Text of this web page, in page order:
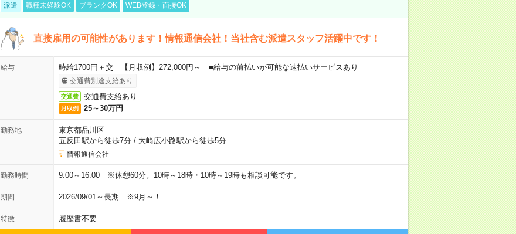
派遣 職種未経験OK ブランクOK WEB登録・面接OK
直接雇用の可能性があります！情報通信会社！当社含む派遣スタッフ活躍中です！
給与 時給1700円＋交 【月収例】272,000円～ ■給与の前払いが可能な速払いサービスあり
交通費別途支給あり
交通費 交通費支給あり
月収例 25～30万円
勤務地
東京都品川区
五反田駅から徒歩7分/ 大崎広小路駅から徒歩5分
情報通信会社
勤務時間 9:00～16:00 ※休憩60分。10時～18時・10時～19時も相談可能です。
期間 2026/09/01～長期 ※9月～！
特徴 履歴書不要